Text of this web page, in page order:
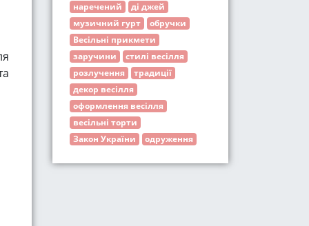
наречений
ді джей
музичний гурт
обручки
Весільні прикмети
заручини
стилі весілля
розлучення
традиції
декор весілля
оформлення весілля
весільні торти
Закон України
одруження